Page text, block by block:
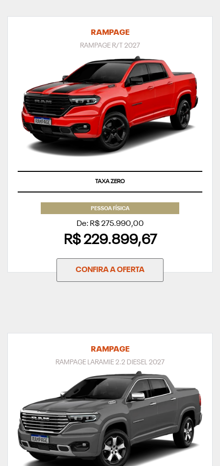
RAMPAGE
RAMPAGE R/T 2027
TAXA ZERO
PESSOA FÍSICA
De: R$ 275.990,00
R$ 229.899,67
CONFIRA A OFERTA
RAMPAGE
RAMPAGE LARAMIE 2.2 DIESEL 2027